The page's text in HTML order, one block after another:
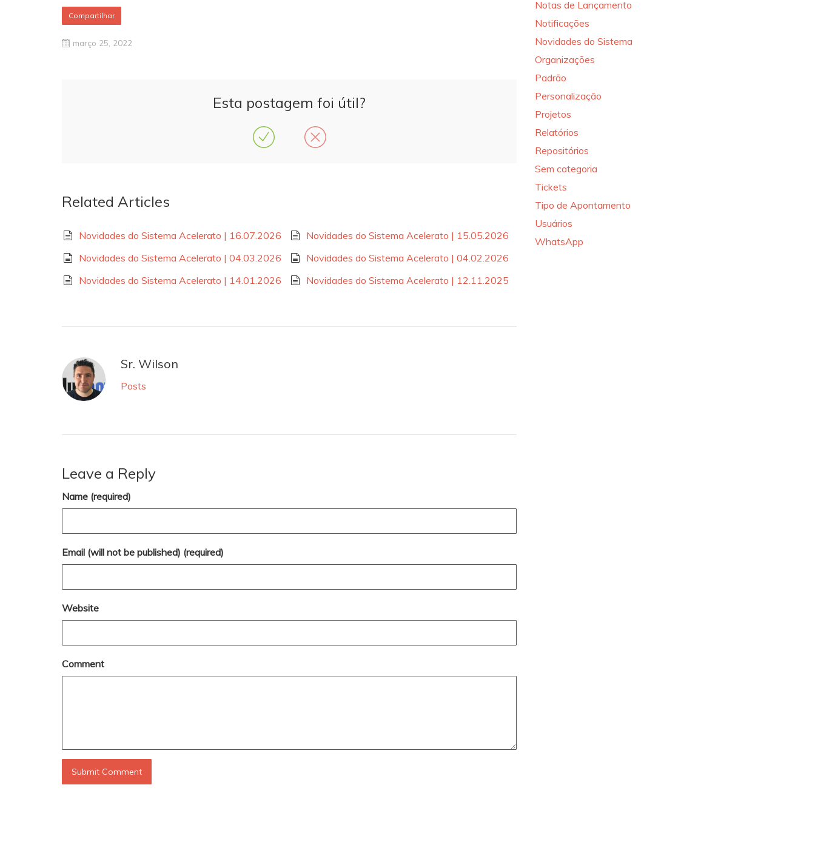
Compartilhar
março 25, 2022
Esta postagem foi útil?
Related Articles
Novidades do Sistema Acelerato | 16.07.2026
Novidades do Sistema Acelerato | 15.05.2026
Novidades do Sistema Acelerato | 04.03.2026
Novidades do Sistema Acelerato | 04.02.2026
Novidades do Sistema Acelerato | 14.01.2026
Novidades do Sistema Acelerato | 12.11.2025
Sr. Wilson
Posts
Leave a Reply
Name (required)
Email (will not be published) (required)
Website
Comment
Notas de Lançamento
Notificações
Novidades do Sistema
Organizações
Padrão
Personalização
Projetos
Relatórios
Repositórios
Sem categoria
Tickets
Tipo de Apontamento
Usuários
WhatsApp